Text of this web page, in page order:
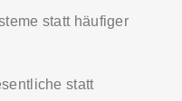
statt häufiger
statt